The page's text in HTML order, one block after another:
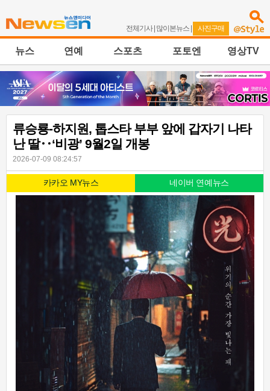
전체기사| 많이본뉴스 | 사진구매
뉴스 연예 스포츠 포토엔 영상TV
류승룡-하지원, 톱스타 부부 앞에 갑자기 나타
난 딸‥‘비광’ 9월2일 개봉
2026-07-09 08:24:57
카카오 MY뉴스 네이버 연예뉴스